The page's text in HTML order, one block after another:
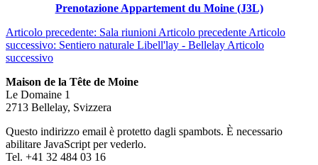
Prenotazione Appartement du Moine (J3L)
Articolo precedente: Sala riunioni Articolo precedente Articolo
successivo: Sentiero naturale Libell'lay - Bellelay Articolo
successivo
Maison de la Tête de Moine
Le Domaine 1
2713 Bellelay, Svizzera
Questo indirizzo email è protetto dagli spambots. È necessario
abilitare JavaScript per vederlo.
Tel. +41 32 484 03 16